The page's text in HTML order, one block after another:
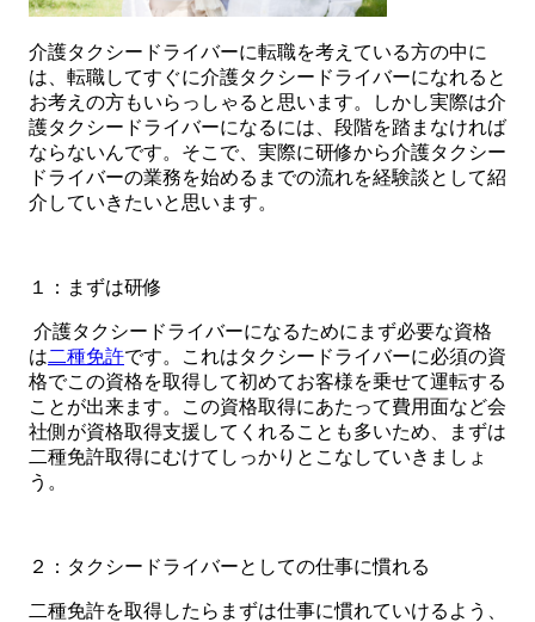
介護タクシードライバーに転職を考えている方の中に
は、転職してすぐに介護タクシードライバーになれると
お考えの方もいらっしゃると思います。しかし実際は介
護タクシードライバーになるには、段階を踏まなければ
ならないんです。そこで、実際に研修から介護タクシー
ドライバーの業務を始めるまでの流れを経験談として紹
介していきたいと思います。
１：まずは研修
介護タクシードライバーになるためにまず必要な資格
は二種免許です。これはタクシードライバーに必須の資
格でこの資格を取得して初めてお客様を乗せて運転する
ことが出来ます。この資格取得にあたって費用面など会
社側が資格取得支援してくれることも多いため、まずは
二種免許取得にむけてしっかりとこなしていきましょ
う。
２：タクシードライバーとしての仕事に慣れる
二種免許を取得したらまずは仕事に慣れていけるよう、